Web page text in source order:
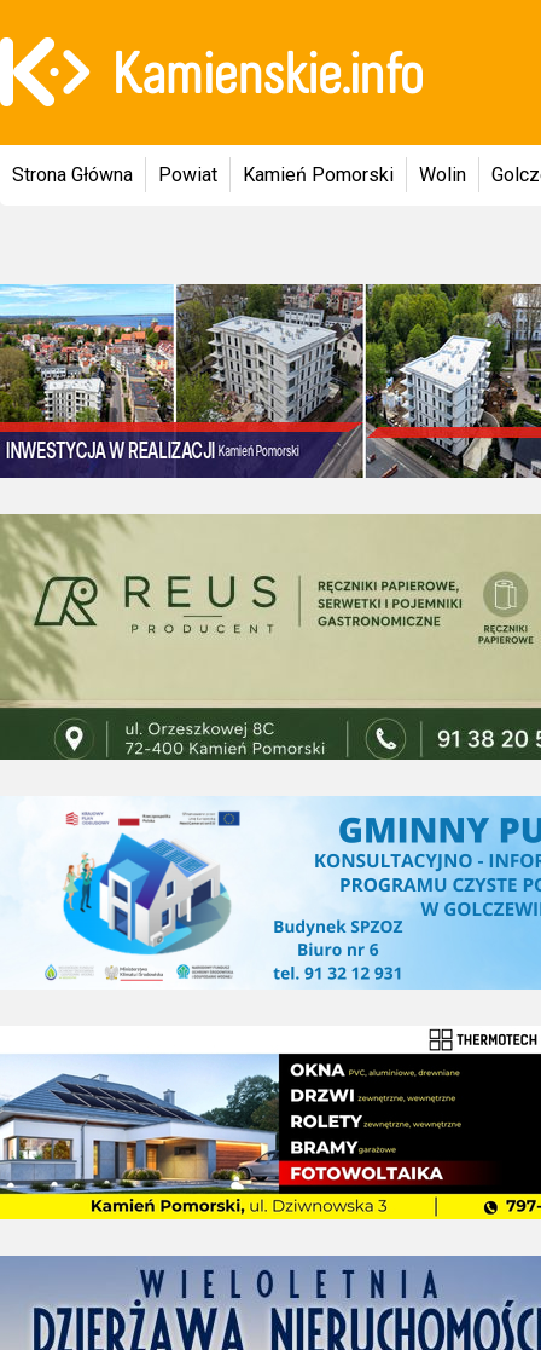
Strona Główna Powiat Kamień Pomorski Wolin